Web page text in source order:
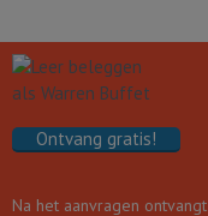
Ontvang gratis!
Na het aanvragen ontvangt